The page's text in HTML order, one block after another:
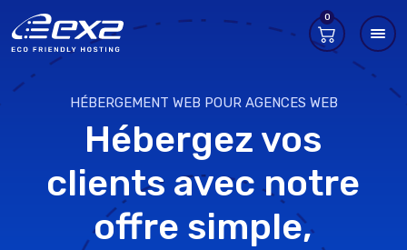
0
HÉBERGEMENT WEB POUR AGENCES WEB
Hébergez vos
clients avec notre
offre simple,